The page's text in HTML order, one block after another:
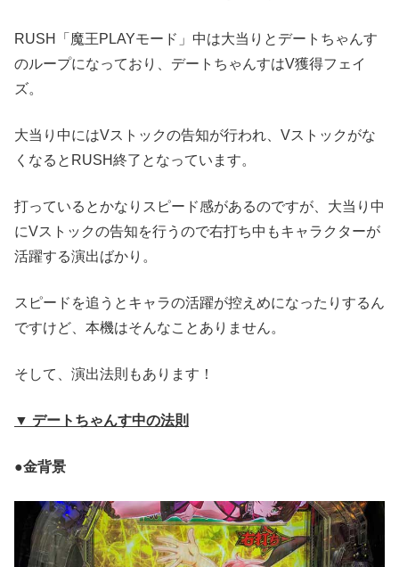
RUSH「魔王PLAYモード」中は大当りとデートちゃんす
のループになっており、デートちゃんすはV獲得フェイ
ズ。
大当り中にはVストックの告知が行われ、Vストックがな
くなるとRUSH終了となっています。
打っているとかなりスピード感があるのですが、大当り中
にVストックの告知を行うので右打ち中もキャラクターが
活躍する演出ばかり。
スピードを追うとキャラの活躍が控えめになったりするん
ですけど、本機はそんなことありません。
そして、演出法則もあります！
▼ デートちゃんす中の法則
●金背景